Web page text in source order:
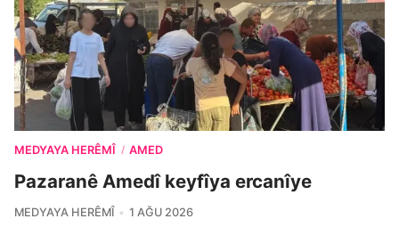
MEDYAYA HERÊMÎ / AMED
Pazaranê Amedî keyfîya ercanîye
MEDYAYA HERÊMÎ 1 AĞU 2026